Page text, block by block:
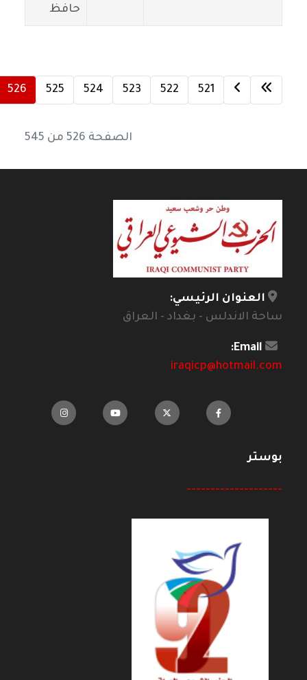
حافظ
521
522
523
524
525
526
الصفحة 526 من 545
العنوان الرئيسي:
ساحة الاندلس - بغداد - العراق
Email:
iraqicp@hotmail.com
بوستر
--------------------